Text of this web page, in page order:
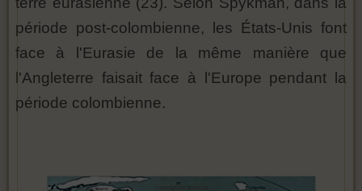
période post-colombienne, les États-Unis font
face à l'Eurasie de la même manière que
l'Angleterre faisait face à l'Europe pendant la
période colombienne.